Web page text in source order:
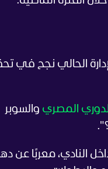
الحالي نجح في
المصري والسوبر
النادي، معربًا عن